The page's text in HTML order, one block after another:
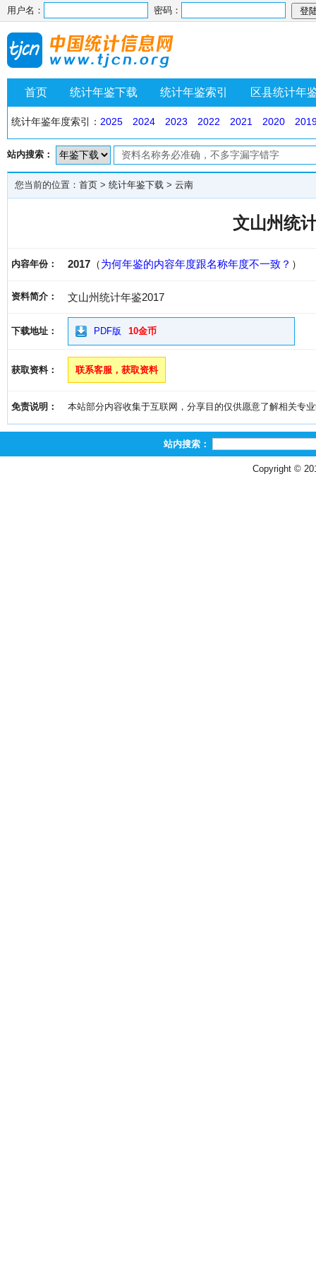
用户名： 密码：
首页 统计年鉴下载 统计年鉴索引 区县统计年
统计年鉴年度索引： 2025 2024 2023 2022 2021 2020
站内搜索：
您当前的位置： 首页 > 统计年鉴下载 > 云南
文山州统
内容年份： 2017 （为何年鉴的内容年度跟名称年度不一致？ ）
资料简介： 文山州统计年鉴2017
下载地址： PDF版 10金币
获取资料： 联系客服，获取资料
免责说明： 本站部分内容收集于互联网，分享目的仅供愿意了解相关专
站内搜索：
Copyright ©